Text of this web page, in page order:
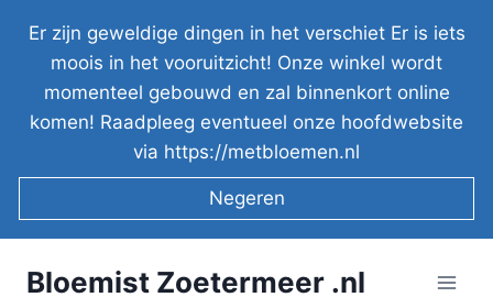
naar
inhoud
Er zijn geweldige dingen in het verschiet Er is iets
moois in het vooruitzicht! Onze winkel wordt
momenteel gebouwd en zal binnenkort online
komen! Raadpleeg eventueel onze hoofdwebsite
via https://metbloemen.nl
Negeren
Bloemist Zoetermeer .nl